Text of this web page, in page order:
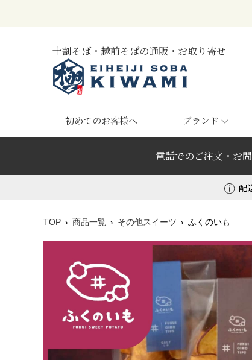
十割そば・越前そばの通販・お取り寄せ
初めてのお客様へ ブランド
電話でのご注文・お
配
TOP 商品一覧 その他スイーツ ふくのいも